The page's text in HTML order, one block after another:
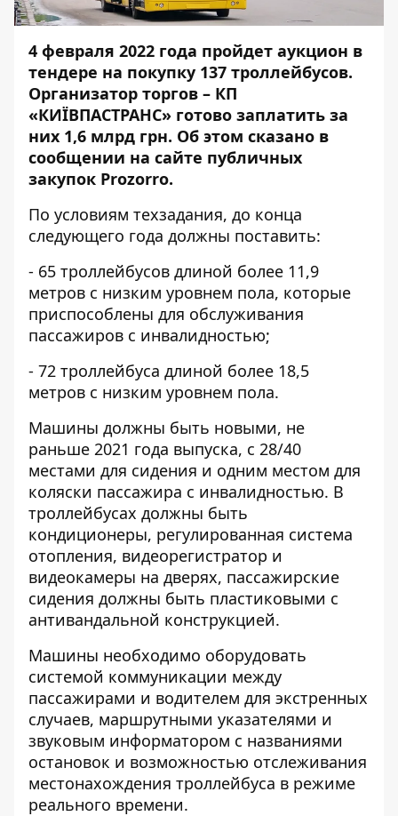
4 февраля 2022 года пройдет аукцион в
тендере на покупку 137 троллейбусов.
Организатор торгов – КП
«КИЇВПАСТРАНС» готово заплатить за
них 1,6 млрд грн. Об этом сказано в
сообщении на сайте публичных
закупок Prozorro.
По условиям техзадания, до конца
следующего года должны поставить:
- 65 троллейбусов длиной более 11,9
метров с низким уровнем пола, которые
приспособлены для обслуживания
пассажиров с инвалидностью;
- 72 троллейбуса длиной более 18,5
метров с низким уровнем пола.
Машины должны быть новыми, не
раньше 2021 года выпуска, с 28/40
местами для сидения и одним местом для
коляски пассажира с инвалидностью. В
троллейбусах должны быть
кондиционеры, регулированная система
отопления, видеорегистратор и
видеокамеры на дверях, пассажирские
сидения должны быть пластиковыми с
антивандальной конструкцией.
Машины необходимо оборудовать
системой коммуникации между
пассажирами и водителем для экстренных
случаев, маршрутными указателями и
звуковым информатором с названиями
остановок и возможностью отслеживания
местонахождения троллейбуса в режиме
реального времени.